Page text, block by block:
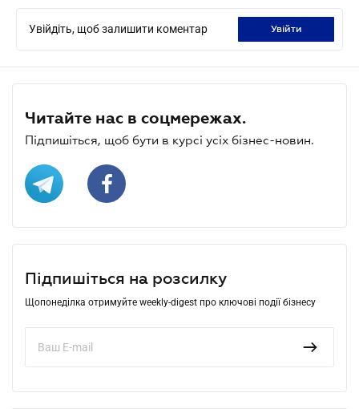
Увійдіть, щоб залишити коментар увійти
Читайте нас в соцмережах.
Підпишіться, щоб бути в курсі усіх бізнес-новин.
Підпишіться на розсилку
Щопонеділка отримуйте weekly-digest про ключові події бізнесу